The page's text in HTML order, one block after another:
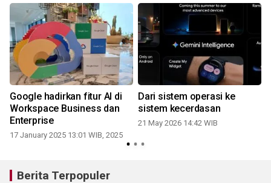
Google hadirkan fitur AI di
Workspace Business dan
Enterprise
17 January 2025 13:01 WIB, 2025
Dari sistem operasi ke
sistem kecerdasan
21 May 2026 14:42 WIB
Berita Terpopuler